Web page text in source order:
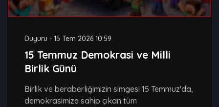
Duyuru - 15 Tem 2026 10:59
15 Temmuz Demokrasi ve Milli
Birlik Günü
Birlik ve beraberliğimizin simgesi 15 Temmuz'da,
demokrasimize sahip çıkan tüm